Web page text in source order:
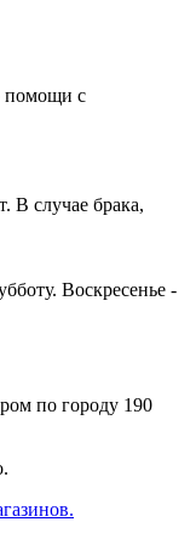
помощи с
В случае брака,
Воскресенье -
по городу 190